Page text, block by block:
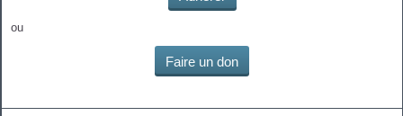
ou
Faire un don